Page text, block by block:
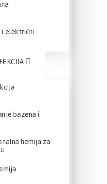
i električni
bazena i
hemija za